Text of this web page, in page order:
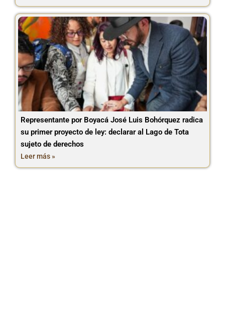
Representante por Boyacá José Luis Bohórquez radica
su primer proyecto de ley: declarar al Lago de Tota
sujeto de derechos
Leer más »